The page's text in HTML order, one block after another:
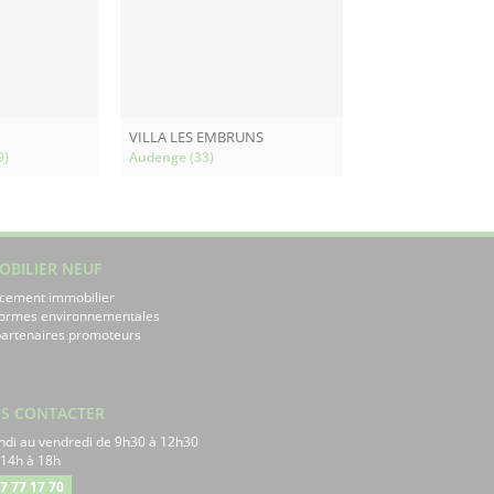
VILLA LES EMBRUNS
Audenge (33)
NEUF
immobilier
environnementales
promoteurs
CONTACTER
au vendredi de 9h30 à 12h30
à 18h
77 17 70